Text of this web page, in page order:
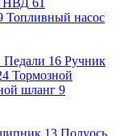
61
Топливный насос
Педали 16 Ручник
Тормозной
шланг 9